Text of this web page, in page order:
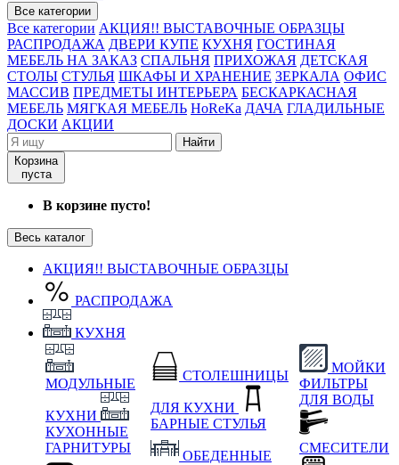
Все категории
Все категории АКЦИЯ!! ВЫСТАВОЧНЫЕ ОБРАЗЦЫ
РАСПРОДАЖА ДВЕРИ КУПЕ КУХНЯ ГОСТИНАЯ
МЕБЕЛЬ НА ЗАКАЗ СПАЛЬНЯ ПРИХОЖАЯ ДЕТСКАЯ
СТОЛЫ СТУЛЬЯ ШКАФЫ И ХРАНЕНИЕ ЗЕРКАЛА ОФИС
МАССИВ ПРЕДМЕТЫ ИНТЕРЬЕРА БЕСКАРКАСНАЯ
МЕБЕЛЬ МЯГКАЯ МЕБЕЛЬ HoReKa ДАЧА ГЛАДИЛЬНЫЕ
ДОСКИ АКЦИИ
Найти
Корзина
пуста
В корзине пусто!
Весь каталог
АКЦИЯ!! ВЫСТАВОЧНЫЕ ОБРАЗЦЫ
РАСПРОДАЖА
КУХНЯ
МОДУЛЬНЫЕ
КУХНИ
КУХОННЫЕ
ГАРНИТУРЫ
СТОЛЕШНИЦЫ
ДЛЯ КУХНИ
БАРНЫЕ СТУЛЬЯ
ОБЕДЕННЫЕ
МОЙКИ
ФИЛЬТРЫ
ДЛЯ ВОДЫ
СМЕСИТЕЛИ